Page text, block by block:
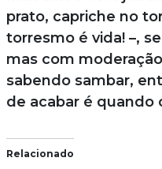
prato, capriche no
torresmo é vida! –,
mas com
sabendo sambar,
de acabar é quando
Relacionado